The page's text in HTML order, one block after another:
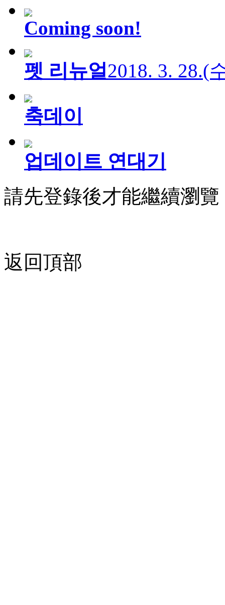
Coming soon!
펫 리뉴얼2018. 3. 28.(
축데이
업데이트 연대기
請先登錄後才能繼續瀏覽
返回頂部